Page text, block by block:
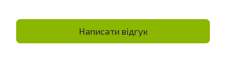
Написати відгук